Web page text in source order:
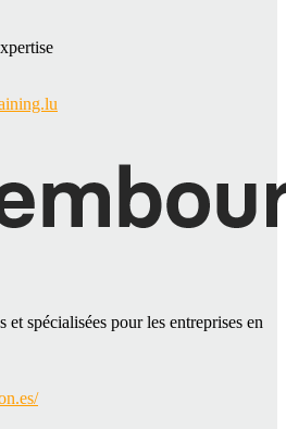
et spécialisées pour les entreprises en